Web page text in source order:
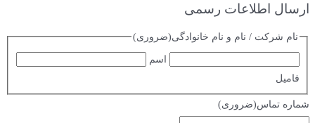
ارسال اطلاعات رسمی
نام شرکت / نام و نام خانوادگی(ضروری)
اسم
فامیل
شماره تماس(ضروری)